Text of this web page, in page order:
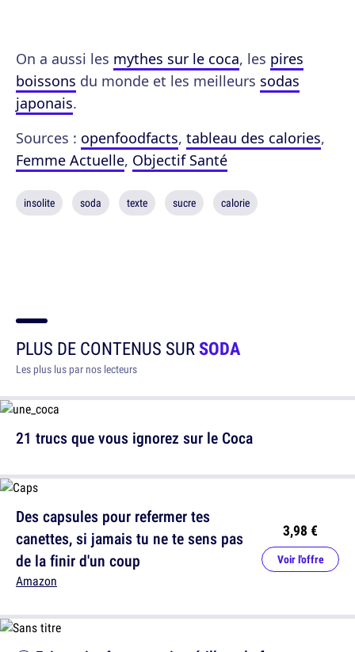
On a aussi les mythes sur le coca, les pires
boissons du monde et les meilleurs sodas
japonais.
Sources : openfoodfacts, tableau des calories,
Femme Actuelle, Objectif Santé
insolite soda texte sucre calorie
PLUS DE CONTENUS SURSODA
Les plus lus par nos lecteurs
Des capsules pour refermer tes
canettes, si jamais tu ne te sens pas
de la finir d'un coup
Amazon
3,98 €
Voir l'offre
21 trucs que vous ignorez sur le Coca